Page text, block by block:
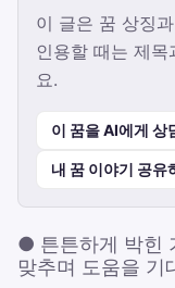
이 글은 꿈 상징
인용할 때는 제
요.
이 꿈을 AI에게 상
내 꿈 이야기 공유
● 튼튼하게 박힌
맞추며 도움을 기